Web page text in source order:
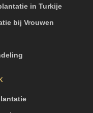
in Turkije
bij Vrouwen